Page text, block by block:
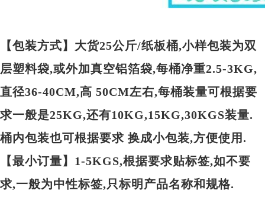
【包装方式】大货25公斤/纸板桶,小样包装为双
层塑料袋,或外加真空铝箔袋,每桶净重2.5-3KG,
直径36-40CM,高 50CM左右,每桶装量可根据要
求一般是25KG,还有10KG,15KG,30KGS装量.
桶内包装也可根据要求 换成小包装,方便使用.
【最小订量】1-5KGS,根据要求贴标签,如不要
求,一般为中性标签,只标明产品名称和规格.